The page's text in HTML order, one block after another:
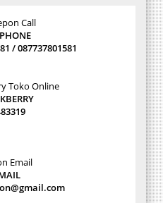
/ 087737801581